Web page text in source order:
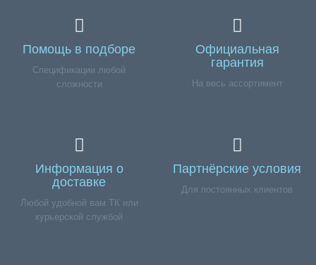
Помощь в подборе
Спецификации любой
сложности
Официальная
гарантия
На весь ассортимент
Информация о
доставке
Любой удобной вам ТК или
курьерской службой
Партнёрские условия
Для постоянных клиентов